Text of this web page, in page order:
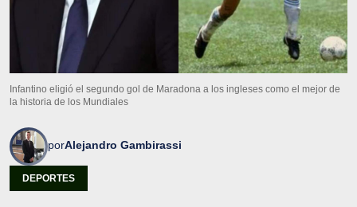
Infantino eligió el segundo gol de Maradona a los ingleses como el mejor de
la historia de los Mundiales
porAlejandro Gambirassi
DEPORTES